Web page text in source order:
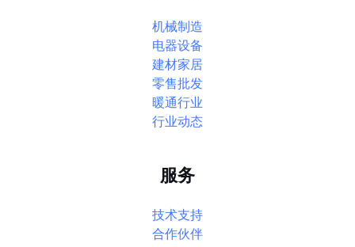
机械制造
电器设备
建材家居
零售批发
暖通行业
行业动态
服务
技术支持
合作伙伴